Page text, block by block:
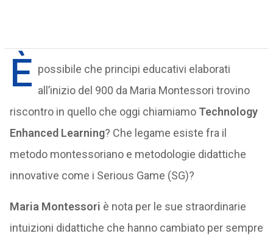
È possibile che principi educativi elaborati
all’inizio del 900 da Maria Montessori trovino
riscontro in quello che oggi chiamiamo Technology
Enhanced Learning? Che legame esiste fra il
metodo montessoriano e metodologie didattiche
innovative come i Serious Game (SG)?
Maria Montessori è nota per le sue straordinarie
intuizioni didattiche che hanno cambiato per sempre